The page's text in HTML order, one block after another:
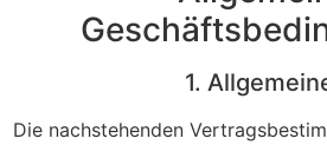
1.
Die nachstehenden